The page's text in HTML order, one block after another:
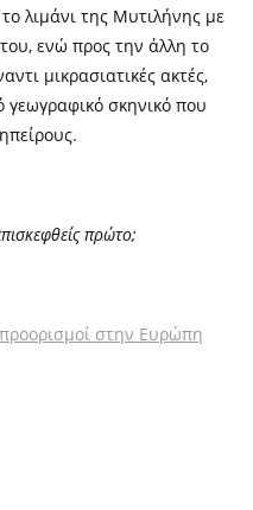
λιμάνι της Μυτιλήνης με
ενώ προς την άλλη το
μικρασιατικές ακτές,
σκηνικό που
πρώτο;
στην Ευρώπη